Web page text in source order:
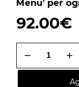
Menu’ per
92.00€
per